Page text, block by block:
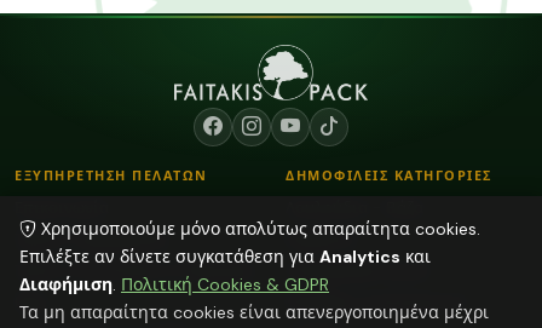
ΕΞΥΠΗΡΕΤΗΣΗ ΠΕΛΑΤΩΝ
Τρόποι Παραγγελίας
Τρόποι Αποστολής & Πληρωμής
Blog
ΔΗΜΟΦΙΛΕΙΣ ΚΑΤΗΓΟΡΙΕΣ
Κορδόνια
Αποξηραμένα φυτά
Plexiglass Διακοσμητικά
Χρησιμοποιούμε μόνο απολύτως απαραίτητα cookies.
Επιλέξτε αν δίνετε συγκατάθεση για Analytics και
Διαφήμιση. Πολιτική Cookies & GDPR
Τα μη απαραίτητα cookies είναι απενεργοποιημένα μέχρι